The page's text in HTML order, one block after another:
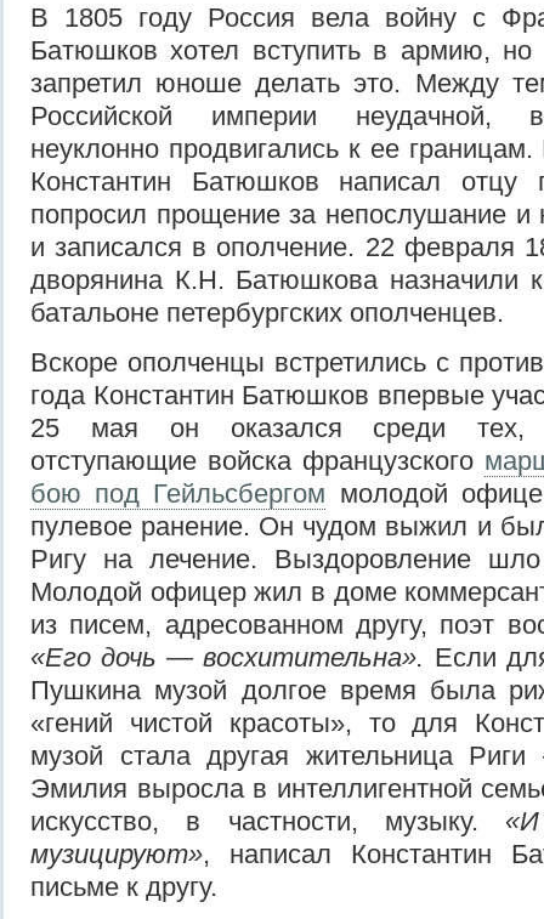
В 1805 году Россия вела войну с
Батюшков хотел вступить в армию, но
запретил юноше делать это. Между
Российской империи неудачной,
неуклонно продвигались к ее
Константин Батюшков написал отцу
попросил прощение за непослушание и
и записался в ополчение. 22 февраля
дворянина К.Н. Батюшкова назначили
батальоне петербургских ополченцев.
Вскоре ополченцы встретились с
года Константин Батюшков впервые
25 мая он оказался среди тех,
отступающие войска французского
бою под Гейльсбергом молодой
пулевое ранение. Он чудом выжил и
Ригу на лечение. Выздоровление
Молодой офицер жил в доме
из писем, адресованном другу, поэт
«Его дочь — восхитительна». Если
Пушкина музой долгое время была
«гений чистой красоты», то для
музой стала другая жительница
Эмилия выросла в интеллигентной
искусство, в частности, музыку.
музицируют», написал Константин
письме к другу.